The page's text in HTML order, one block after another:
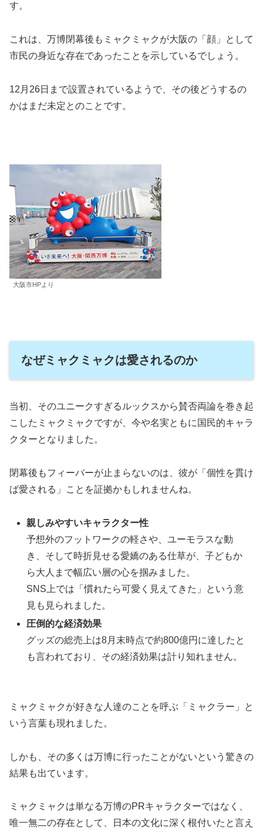
す。
これは、万博閉幕後もミャクミャクが大阪の「顔」として
市民の身近な存在であったことを示しているでしょう。
12月26日まで設置されているようで、その後どうするの
かはまだ未定とのことです。
大阪市HPより
なぜミャクミャクは愛されるのか
当初、そのユニークすぎるルックスから賛否両論を巻き起
こしたミャクミャクですが、今や名実ともに国民的キャラ
クターとなりました。
閉幕後もフィーバーが止まらないのは、彼が「個性を貫け
ば愛される」ことを証拠かもしれませんね。
親しみやすいキャラクター性
予想外のフットワークの軽さや、ユーモラスな動
き、そして時折見せる愛嬌のある仕草が、子どもか
ら大人まで幅広い層の心を掴みました。
SNS上では「慣れたら可愛く見えてきた」という意
見も見られました。
圧倒的な経済効果
グッズの総売上は8月末時点で約800億円に達したと
も言われており、その経済効果は計り知れません。
ミャクミャクが好きな人達のことを呼ぶ「ミャクラー」と
いう言葉も現れました。
しかも、その多くは万博に行ったことがないという驚きの
結果も出ています。
ミャクミャクは単なる万博のPRキャラクターではなく、
唯一無二の存在として、日本の文化に深く根付いたと言え